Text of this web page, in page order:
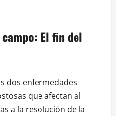
El fin del
dos enfermedades
que afectan al
a la resolución de la